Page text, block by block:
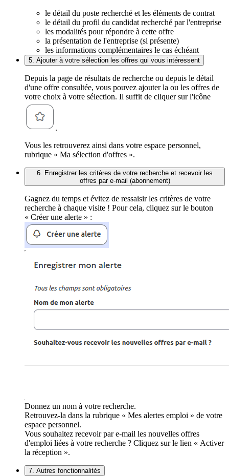
le détail du poste recherché et les éléments de contrat
le détail du profil du candidat recherché par l'entreprise
les modalités pour répondre à cette offre
la présentation de l'entreprise (si présente)
les informations complémentaires le cas échéant
5. Ajouter à votre sélection les offres qui vous intéressent
Depuis la page de résultats de recherche ou depuis le détail
d'une offre consultée, vous pouvez ajouter la ou les offres de
votre choix à votre sélection. Il suffit de cliquer sur l'icône
.
Vous les retrouverez ainsi dans votre espace personnel,
rubrique « Ma sélection d'offres ».
6. Enregistrer les critères de votre recherche et recevoir les
offres par e-mail (abonnement)
Gagnez du temps et évitez de ressaisir les critères de votre
recherche à chaque visite ! Pour cela, cliquez sur le bouton
« Créer une alerte » :
Donnez un nom à votre recherche.
Retrouvez-la dans la rubrique « Mes alertes emploi » de votre
espace personnel.
Vous souhaitez recevoir par e-mail les nouvelles offres
d'emploi liées à votre recherche ? Cliquez sur le lien « Activer
la réception ».
7. Autres fonctionnalités